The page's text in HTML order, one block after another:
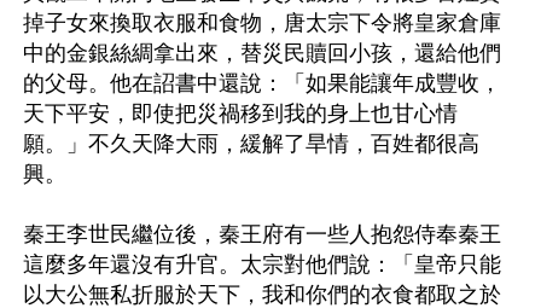
掉子女來換取衣服和食物，唐太宗下令將皇家倉庫
中的金銀絲綢拿出來，替災民贖回小孩，還給他們
的父母。他在詔書中還說：「如果能讓年成豐收，
天下平安，即使把災禍移到我的身上也甘心情
願。」不久天降大雨，緩解了旱情，百姓都很高
興。
秦王李世民繼位後，秦王府有一些人抱怨侍奉秦王
這麼多年還沒有升官。太宗對他們說：「皇帝只能
以大公無私折服於天下，我和你們的衣食都取之於